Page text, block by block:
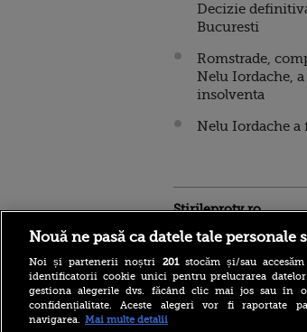
Decizie
Bucuresti
Romstrade,
Nelu Iordache,
insolventa
Nelu Iordache a
Stirileprotv.ro
Nouă ne pasă ca datele tale personale
Noi și partenerii noștri 201stocăm și/sau
identificatorii cookie unici pentru prelucrarea
gestiona alegerile dvs. făcând clic mai jos sau în
confidențialitate. Aceste alegeri vor fi raportate
navigarea. Mai multe detalii